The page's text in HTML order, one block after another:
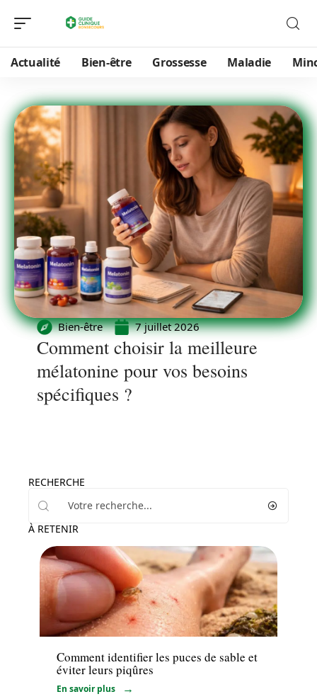
Actualité Bien-être Grossesse Maladie
Bien-être 7 juillet 2026
Comment choisir la meilleure
mélatonine pour vos besoins
spécifiques ?
RECHERCHE
À RETENIR
Santé
Comment identifier les puces de sable et
éviter leurs piqûres
En savoir plus